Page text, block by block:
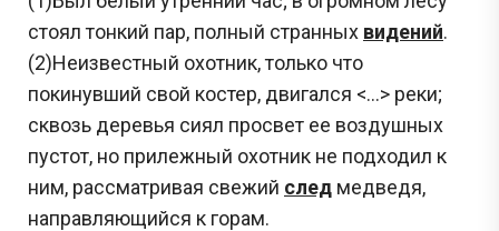
стоял тонкий пар, полный странных видений.
(2)Неизвестный охотник, только что
покинувший свой костер, двигался <…> реки;
сквозь деревья сиял просвет ее воздушных
пустот, но прилежный охотник не подходил к
ним, рассматривая свежий след медведя,
направляющийся к горам.